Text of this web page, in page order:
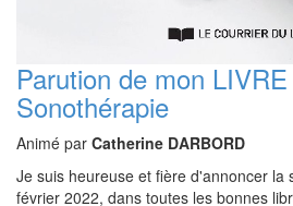
Parution de mon
Sonothérapie
Animé par Catherine DARBORD
Je suis heureuse et fière d'annoncer la
février 2022, dans toutes les bonnes